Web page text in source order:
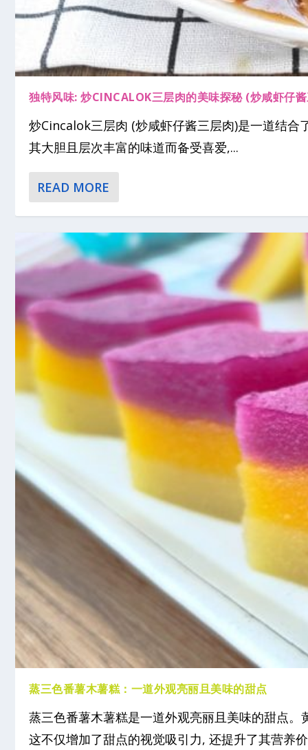
独特风味: 炒CINCALOK三层肉的美味探秘 (炒咸虾仔
炒Cincalok三层肉 (炒咸虾仔酱三层肉)是一道结
其大胆且层次丰富的味道而备受喜爱,...
READ MORE
蒸三色番薯木薯糕：一道外观亮丽且美味的甜点
蒸三色番薯木薯糕是一道外观亮丽且美味的甜点
这不仅增加了甜点的视觉吸引力, 还提升了其营养